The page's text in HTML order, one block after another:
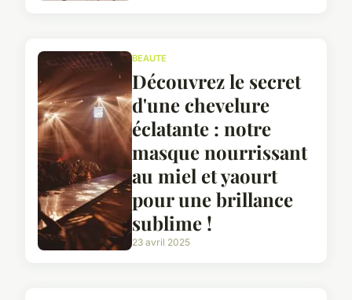
BEAUTE
Découvrez le secret
d'une chevelure
éclatante : notre
masque nourrissant
au miel et yaourt
pour une brillance
sublime !
23 avril 2025